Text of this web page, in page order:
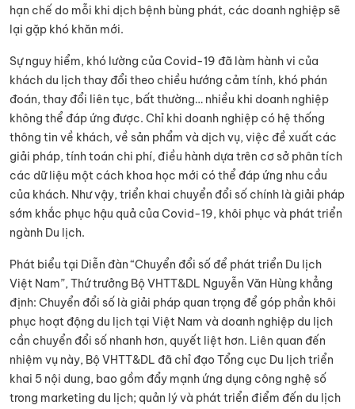
hạn chế do mỗi khi dịch bệnh bùng phát, các doanh nghiệp sẽ
lại gặp khó khăn mới.
Sự nguy hiểm, khó lường của Covid-19 đã làm hành vi của
khách du lịch thay đổi theo chiều hướng cảm tính, khó phán
đoán, thay đổi liên tục, bất thường… nhiều khi doanh nghiệp
không thể đáp ứng được. Chỉ khi doanh nghiệp có hệ thống
thông tin về khách, về sản phẩm và dịch vụ, việc đề xuất các
giải pháp, tính toán chi phí, điều hành dựa trên cơ sở phân tích
các dữ liệu một cách khoa học mới có thể đáp ứng nhu cầu
của khách. Như vậy, triển khai chuyển đổi số chính là giải pháp
sớm khắc phục hậu quả của Covid-19, khôi phục và phát triển
ngành Du lịch.
Phát biểu tại Diễn đàn “Chuyển đổi số để phát triển Du lịch
Việt Nam”, Thứ trưởng Bộ VHTT&DL Nguyễn Văn Hùng khẳng
định: Chuyển đổi số là giải pháp quan trọng để góp phần khôi
phục hoạt động du lịch tại Việt Nam và doanh nghiệp du lịch
cần chuyển đổi số nhanh hơn, quyết liệt hơn. Liên quan đến
nhiệm vụ này, Bộ VHTT&DL đã chỉ đạo Tổng cục Du lịch triển
khai 5 nội dung, bao gồm đẩy mạnh ứng dụng công nghệ số
trong marketing du lịch; quản lý và phát triển điểm đến du lịch